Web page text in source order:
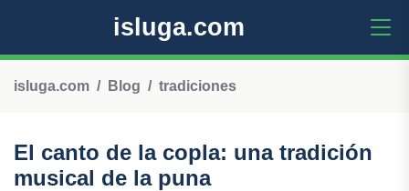
isluga.com
isluga.com Blog tradiciones
El canto de la copla: una tradición
musical de la puna